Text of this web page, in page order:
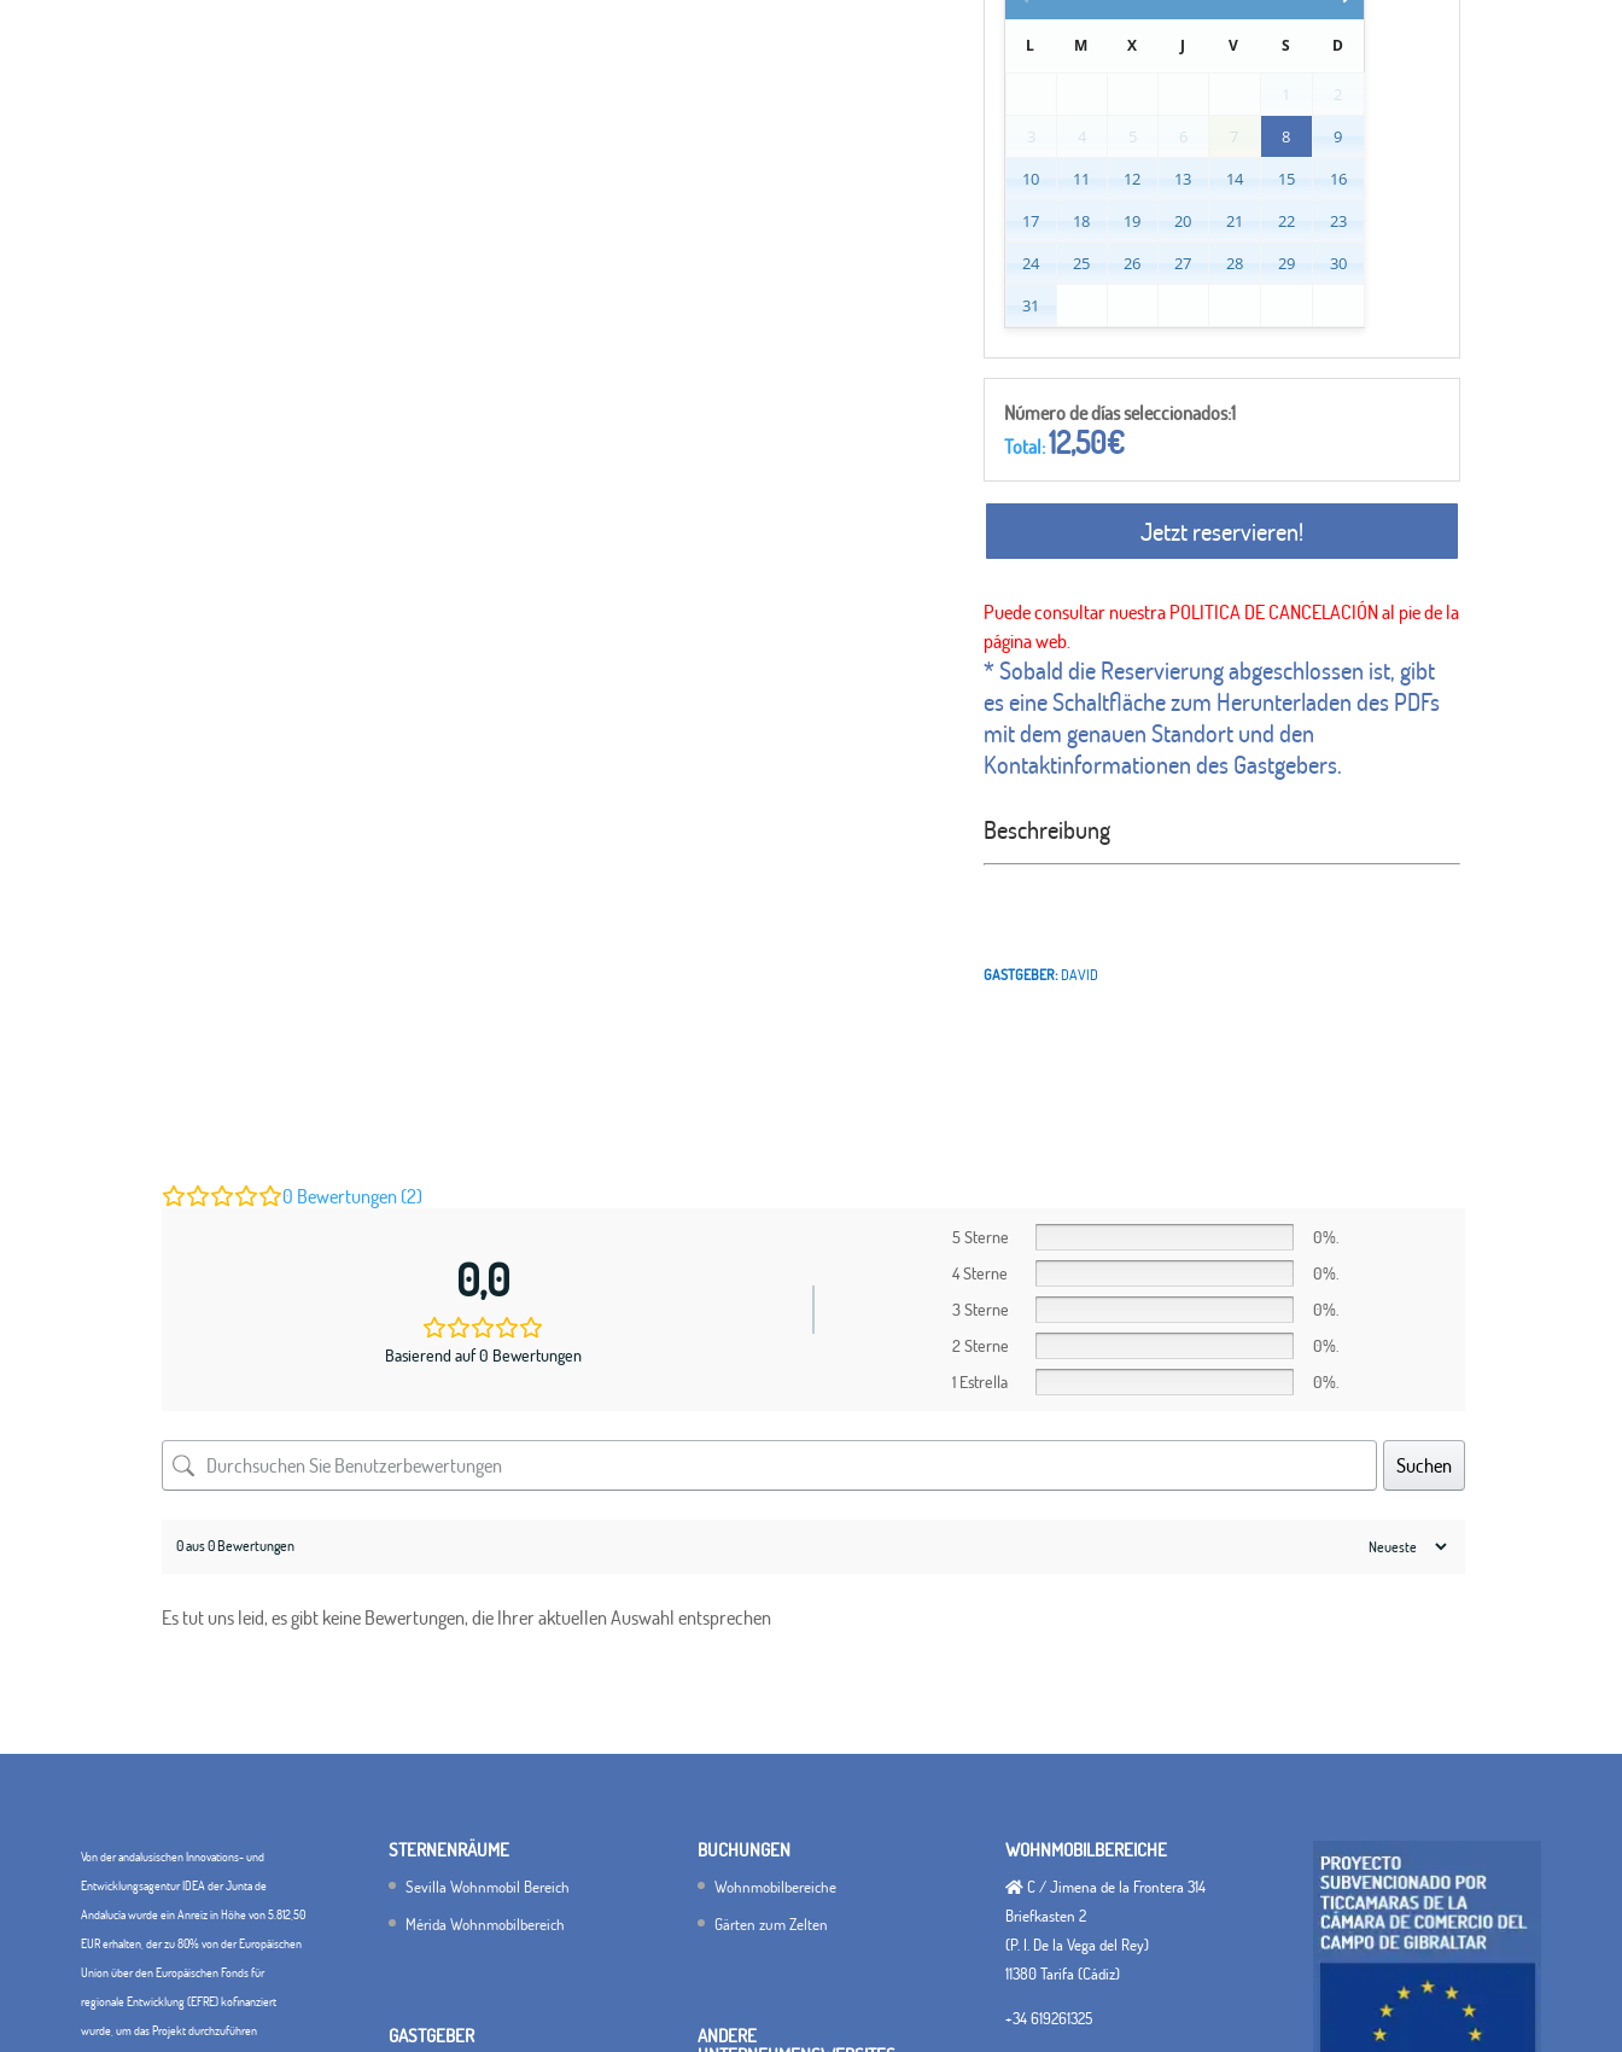
L M X J V S D
1
2
3
4 5 6 7 8
9
10
11 12 13 14 15
16
17
18 19 20 21 22
23
24
25 26 27 28 29
30
31
Número de días seleccionados:1
Total:12,50€
Jetzt reservieren!
* Sobald die Reservierung abgeschlossen ist, gibt
es eine Schaltfläche zum Herunterladen des PDFs
mit dem genauen Standort und den
Kontaktinformationen des Gastgebers.
Beschreibung
GASTGEBER:DAVID
0 Bewertungen (2)
0,0
Basierend auf 0 Bewertungen
5 Sterne
0%.
4 Sterne
0%.
3 Sterne
0%.
2 Sterne
0%.
1 Estrella
0%.
Suchen
0 aus 0 Bewertungen
Es tut uns leid, es gibt keine Bewertungen, die Ihrer aktuellen Auswahl entsprechen
Von der andalusischen Innovations- und
Entwicklungsagentur IDEA der Junta de
Andalucía wurde ein Anreiz in Höhe von 5.812,50
EUR erhalten, der zu 80% von der Europäischen
Union über den Europäischen Fonds für
regionale Entwicklung (EFRE) kofinanziert
wurde, um das Projekt durchzuführen
STERNENRÄUME
Sevilla Wohnmobil Bereich
Mérida Wohnmobilbereich
GASTGEBER
BUCHUNGEN
Wohnmobilbereiche
Gärten zum Zelten
ANDERE
WOHNMOBILBEREICHE
C / Jimena de la Frontera 314
Briefkasten 2
(P. I. De la Vega del Rey)
11380 Tarifa (Cádiz)
+34 619261325